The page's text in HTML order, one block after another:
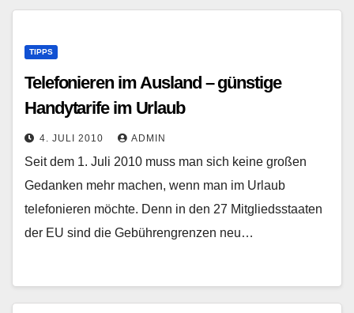
TIPPS
Telefonieren im Ausland – günstige
Handytarife im Urlaub
4. JULI 2010 ADMIN
Seit dem 1. Juli 2010 muss man sich keine großen
Gedanken mehr machen, wenn man im Urlaub
telefonieren möchte. Denn in den 27 Mitgliedsstaaten
der EU sind die Gebührengrenzen neu…